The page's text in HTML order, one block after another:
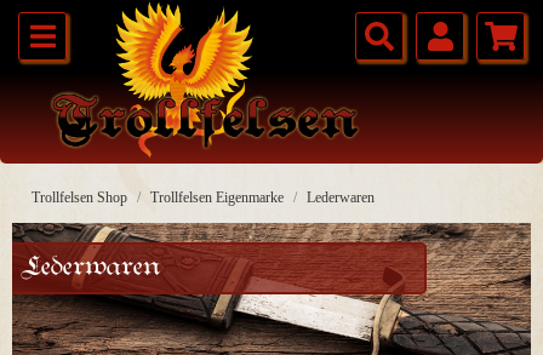
Trollfelsen Shop Trollfelsen Eigenmarke Lederwaren
Lederwaren